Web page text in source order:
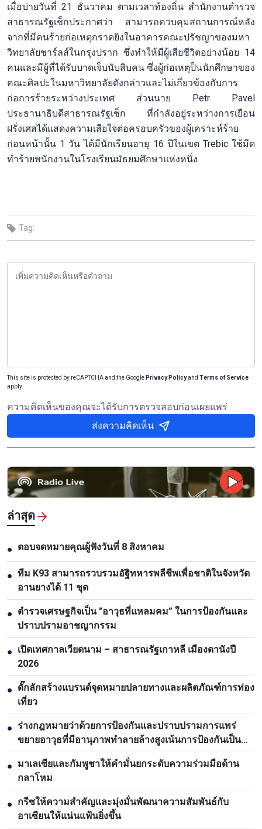
เมื่อบ่ายวันที่ 21 ธันวาคม ตามเวลาท้องถิ่น สำนักงานตำรวจ
สาธารณรัฐเช็กประกาศว่า สามารถควบคุมสถานการณ์หลัง
จากที่มีคนร้ายก่อเหตุกราดยิงในอาคารคณะปรัชญาของมหา
วิทยาลัยชาร์ลส์ในกรุงปราก ซึ่งทำให้มีผู้เสียชีวิตอย่างน้อย 14
คนและมีผู้ที่ได้รับบาดเจ็บนับสิบคน ซึ่งผู้ก่อเหตุป็นนักศึกษาของ
คณะศิลปะในมหาวิทยาลัยดังกล่าวและไม่เกี่ยวข้องกับการ
ก่อการร้ายระหว่างประเทศ ส่วนนาย Petr Pavel
ประธานาธิบดีสาธารณรัฐเช็ก ที่กำลังอยู่ระหว่างการเยือน
ฝรั่งเศสได้แสดงความเสียใจต่อครอบครัวของผู้เคราะห์ร้าย
ก่อนหน้านั้น 1 วัน ได้มีนักเรียนอายุ 16 ปีในเขต Trebic ใช้มีด
ทำร้ายพนักงานในโรงเรียนมัธยมศึกษาแห่งหนึ่ง.
Tag:
This site is protected by reCAPTCHA and the Google Privacy Policyand Terms of Service
apply.
ความคิดเห็นของคุณจะได้รับการตรวจสอบก่อนเผยแพร่
ส่งความคิดเห็น
ล่าสุด
● ตอบจดหมายคุณผู้ฟังวันที่ 8 สิงหาคม
● ทีม K93 สามารถรวบรวมอัฐิทหารพลีชีพเพื่อชาติในจังหวัด
อานยางได้ 11 ชุด
● ตำรวจเศรษฐกิจเป็น "อาวุธที่แหลมคม” ในการป้องกันและ
ปราบปรามอาชญากรรม
● เปิดเทศกาลเวียดนาม – สาธารณรัฐเกาหลี เมืองดานังปี
2026
● ดั๊กลักสร้างแบรนด์จุดหมายปลายทางและผลิตภัณฑ์การท่อง
เที่ยว
● ร่างกฎหมายว่าด้วยการป้องกันและปราบปรามการแพร่
ขยายอาวุธที่มีอานุภาพทำลายล้างสูงเน้นการป้องกันเป็น
หลัก
● มาเลเซียและกัมพูชาให้คำมั่นยกระดับความร่วมมือด้าน
กลาโหม
● กรีซให้ความสำคัญและมุ่งมั่นพัฒนาความสัมพันธ์กับ
อาเซียนให้แน่นแฟ้นยิ่งขึ้น